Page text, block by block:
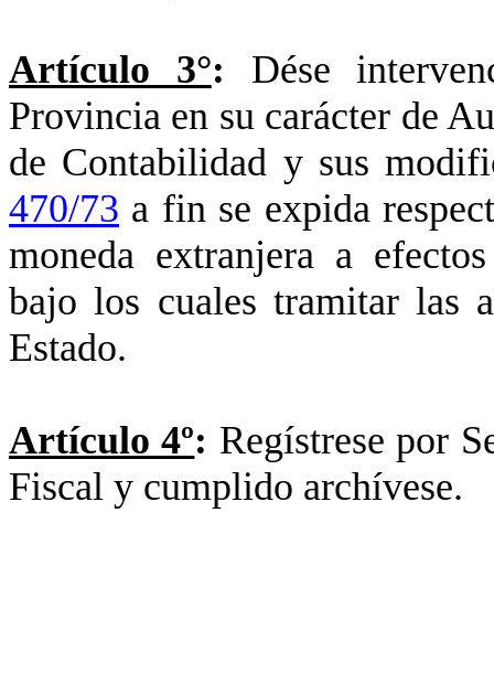
Artículo 3°: Dése
Provincia en su carácter de
de Contabilidad y sus
470/73 a fin se expida
moneda extranjera a
bajo los cuales tramitar las
Estado.
Artículo 4º: Regístrese por
Fiscal y cumplido archívese.